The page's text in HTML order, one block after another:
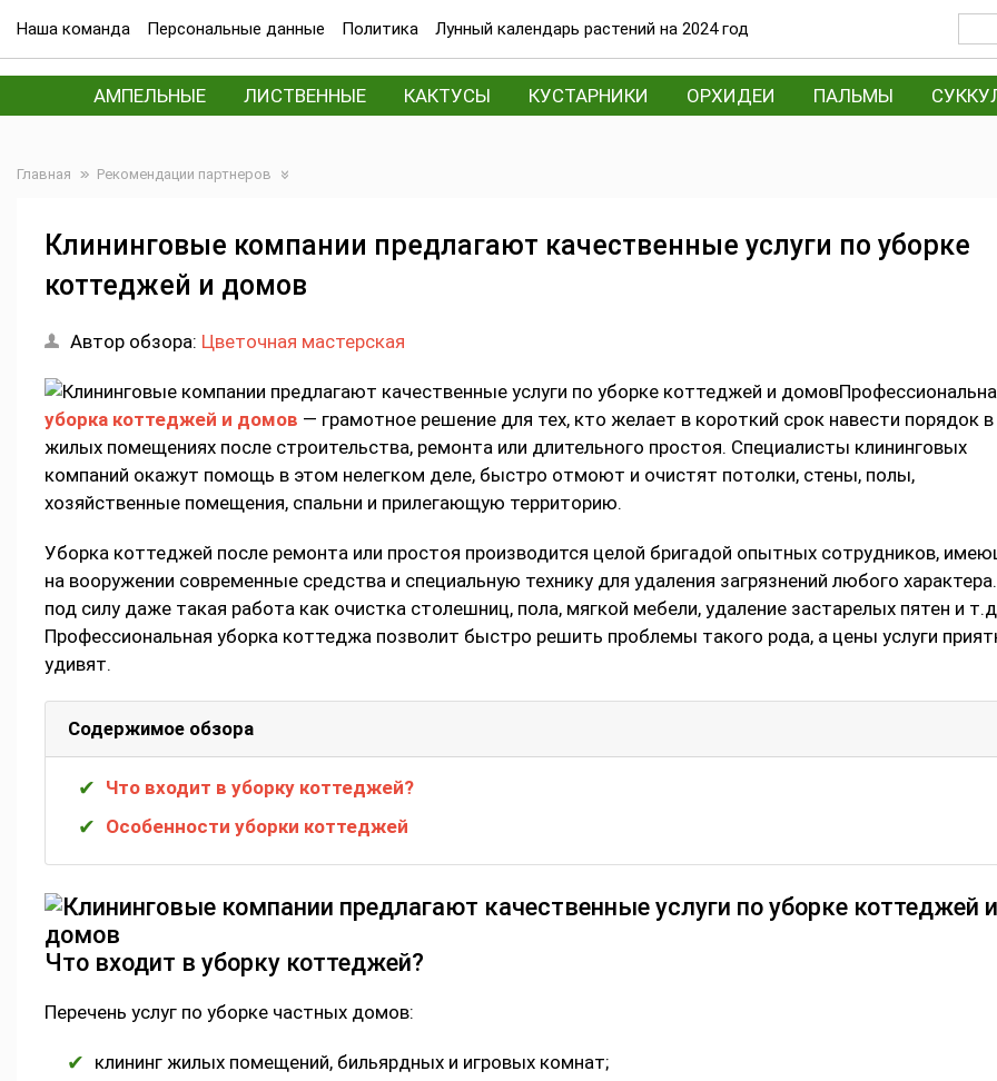
Наша команда Персональные данные Политика Лунный календарь растений на 2024 год
АМПЕЛЬНЫЕ ЛИСТВЕННЫЕ КАКТУСЫ КУСТАРНИКИ ОРХИДЕИ ПАЛЬМЫ
Главная Рекомендации партнеров
Клининговые компании предлагают качественные услуги по уборке
коттеджей и домов
Автор обзора: Цветочная мастерская
уборка коттеджей и домов — грамотное решение для тех, кто желает в короткий срок навести порядок в
жилых помещениях после строительства, ремонта или длительного простоя. Специалисты клининговых
компаний окажут помощь в этом нелегком деле, быстро отмоют и очистят потолки, стены, полы,
хозяйственные помещения, спальни и прилегающую территорию.
Уборка коттеджей после ремонта или простоя производится целой бригадой опытных сотрудников,
на вооружении современные средства и специальную технику для удаления загрязнений любого
под силу даже такая работа как очистка столешниц, пола, мягкой мебели, удаление застарелых пятен и
Профессиональная уборка коттеджа позволит быстро решить проблемы такого рода, а цены услуги
удивят.
Содержимое обзора
Что входит в уборку коттеджей?
Особенности уборки коттеджей
Что входит в уборку коттеджей?
Перечень услуг по уборке частных домов:
клининг жилых помещений, бильярдных и игровых комнат;